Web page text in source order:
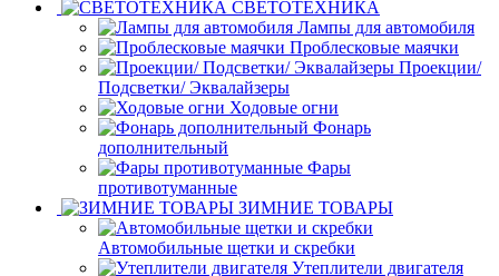
СВЕТОТЕХНИКА
Лампы для автомобиля
Проблесковые маячки
Проекции/
Подсветки/ Эквалайзеры
Ходовые огни
Фонарь
дополнительный
Фары
противотуманные
ЗИМНИЕ ТОВАРЫ
Автомобильные щетки и скребки
Утеплители двигателя